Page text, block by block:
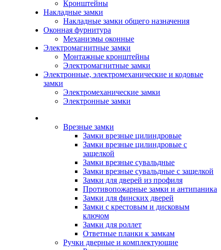
Кронштейны
Накладные замки
Накладные замки общего назначения
Оконная фурнитура
Механизмы оконные
Электромагнитные замки
Монтажные кронштейны
Электромагнитные замки
Электронные, электромеханические и кодовые
замки
Электромеханические замки
Электронные замки
Врезные замки
Замки врезные цилиндровые
Замки врезные цилиндровые с
защелкой
Замки врезные сувальдные
Замки врезные сувальдные с защелкой
Замки для дверей из профиля
Противопожарные замки и антипаника
Замки для финских дверей
Замки с крестовым и дисковым
ключом
Замки для роллет
Ответные планки к замкам
Ручки дверные и комплектующие